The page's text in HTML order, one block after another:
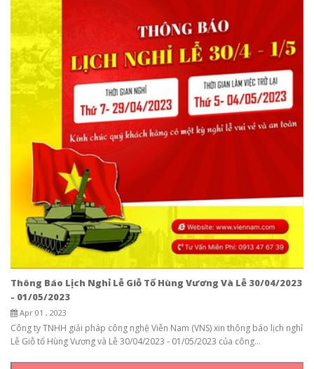
Thông Báo Lịch Nghỉ Lễ Giỗ Tổ Hùng Vương Và Lễ 30/04/2023
- 01/05/2023
Apr 01 , 2023
Công ty TNHH giải pháp công nghệ Viễn Nam (VNS) xin thông báo lịch nghỉ
Lễ Giỗ tổ Hùng Vương và Lễ 30/04/2023 - 01/05/2023 của công...